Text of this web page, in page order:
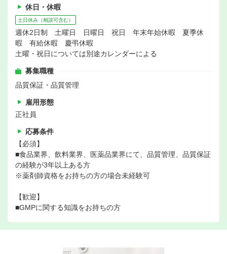
休日・休暇
土日休み（相談可含む）
週休2日制 土曜日 日曜日 祝日 年末年始休暇 夏季休
暇 有給休暇 慶弔休暇
土曜・祝日については別途カレンダーによる
募集職種
品質保証・品質管理
雇用形態
正社員
応募条件
【必須】
■食品業界、飲料業界、医薬品業界にて、品質管理、品質保証
の経験が3年以上ある方
※薬剤師資格をお持ちの方の場合未経験可
【歓迎】
■GMPに関する知識をお持ちの方